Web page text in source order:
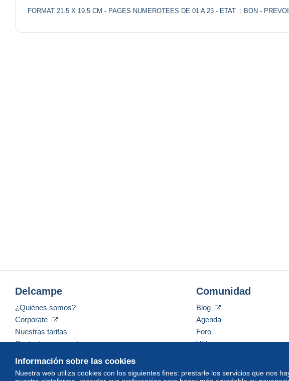
FORMAT 21.5 X 19.5 CM - PAGES NUMEROTEES DE 01 A 23 - ETAT : BON -
Información sobre las cookies
Nuestra web utiliza cookies con los siguientes fines: prestarle los servicios que nos
Delcampe
¿Quiénes somos?
Corporate
Nuestras tarifas
Contacte con nosotros
Comunidad
Blog
Agenda
Foro
Vídeos